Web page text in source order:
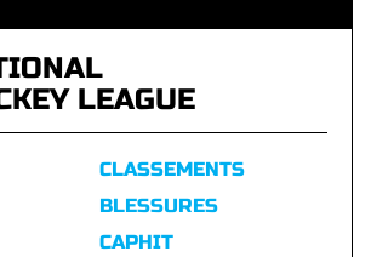
LEAGUE
CLASSEMENTS
BLESSURES
CAPHIT